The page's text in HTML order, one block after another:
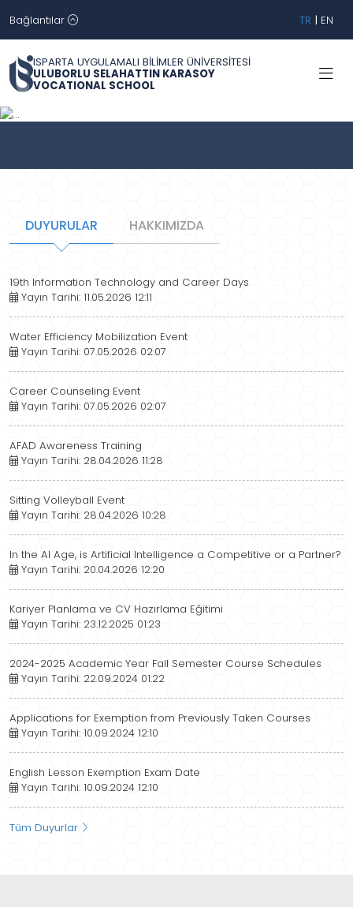
Bağlantılar TR | EN
ISPARTA UYGULAMALI BİLİMLER ÜNİVERSİTESİ
ULUBORLU SELAHATTIN KARASOY
VOCATIONAL SCHOOL
Geri İleri
DUYURULAR HAKKIMIZDA
19th Information Technology and Career Days
Yayın Tarihi: 11.05.2026 12:11
Water Efficiency Mobilization Event
Yayın Tarihi: 07.05.2026 02:07
Career Counseling Event
Yayın Tarihi: 07.05.2026 02:07
AFAD Awareness Training
Yayın Tarihi: 28.04.2026 11:28
Sitting Volleyball Event
Yayın Tarihi: 28.04.2026 10:28
In the AI ​​Age, is Artificial Intelligence a Competitive or a Partner?
Yayın Tarihi: 20.04.2026 12:20
Kariyer Planlama ve CV Hazırlama Eğitimi
Yayın Tarihi: 23.12.2025 01:23
2024-2025 Academic Year Fall Semester Course Schedules
Yayın Tarihi: 22.09.2024 01:22
Applications for Exemption from Previously Taken Courses
Yayın Tarihi: 10.09.2024 12:10
English Lesson Exemption Exam Date
Yayın Tarihi: 10.09.2024 12:10
Tüm Duyurlar